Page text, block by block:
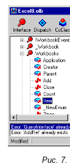
Рис. 7.